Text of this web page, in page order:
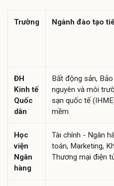
Trường Ngành đào tạo
ĐH
Kinh tế
Quốc
dân
Bất động sản,
nguyên và môi
sạn quốc tế
mềm
Học
viện
Ngân
hàng
Tài chính - Ngân
toán, Marketing,
Thương mại điện